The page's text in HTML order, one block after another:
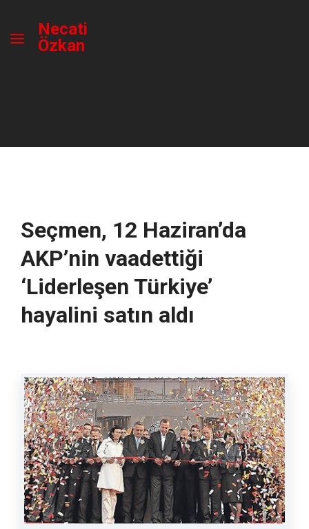
Necati
Özkan
Seçmen, 12 Haziran’da
AKP’nin vaadettiği
‘Liderleşen Türkiye’
hayalini satın aldı